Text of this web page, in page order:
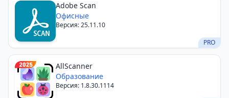
Adobe Scan
Офисные
Версия: 25.11.10
PRO
AllScanner
Образование
Версия: 1.8.30.1114